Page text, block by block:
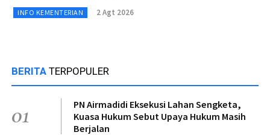
INFO KEMENTERIAN 2 Agt 2026
BERITA TERPOPULER
01
PN Airmadidi Eksekusi Lahan Sengketa,
Kuasa Hukum Sebut Upaya Hukum Masih
Berjalan